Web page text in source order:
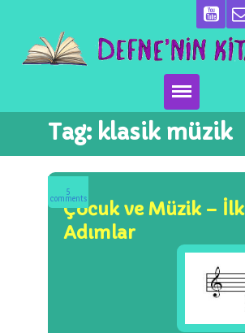
Ana Sayfa
Kitaplarımız
Ben Kimim?
Emeği Geçenler
Tag: klasik müzik
5
comments
Çocuk ve Müzik – İlk
Adımlar